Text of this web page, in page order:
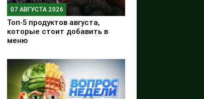
07 АВГУСТА 2026
Топ‑5 продуктов августа,
которые стоит добавить в
меню